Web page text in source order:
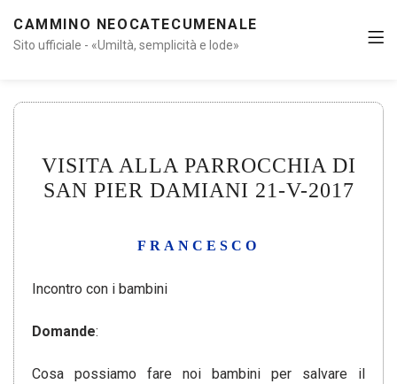
CAMMINO NEOCATECUMENALE
Sito ufficiale - «Umiltà, semplicità e lode»
VISITA ALLA PARROCCHIA DI
SAN PIER DAMIANI 21-V-2017
FRANCESCO
Incontro con i bambini
Domande:
Cosa possiamo fare noi bambini per salvare il